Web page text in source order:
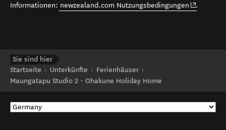
Informationen: newzealand.com Nutzungsbedingungen (opens in
.
Sie sind hier
Startseite
Unterkünfte
Ferienhäuser
Maungatapu Studio 2 - Ohakune Holiday Home